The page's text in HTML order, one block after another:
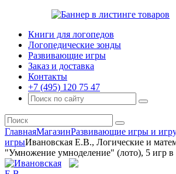
Книги для логопедов
Логопедические зонды
Развивающие игры
Заказ и доставка
Контакты
+7 (495) 120 75 47
ГлавнаяМагазинРазвивающие игры и
игрыИвановская Е.В., Логические и
"Умножение умноделение" (лото), 5 игр в